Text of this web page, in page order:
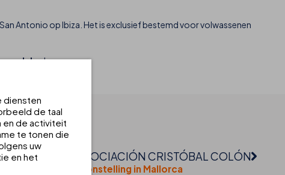
Antonio op Ibiza. Het is exclusief bestemd voor volwassenen
!
VERENIGING ASOCIACIÓN CRISTÓBAL COLÓN
Bezoek de tentoonstelling in Mallorca
diensten
de taal
en de activiteit
te tonen die
uw
en het